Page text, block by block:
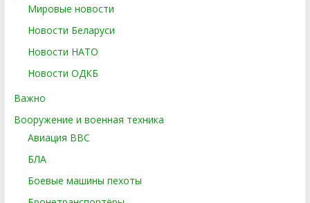
Мировые новости
Новости Беларуси
Новости НАТО
Новости ОДКБ
Важно
Вооружение и военная техника
Авиация ВВС
БЛА
Боевые машины пехоты